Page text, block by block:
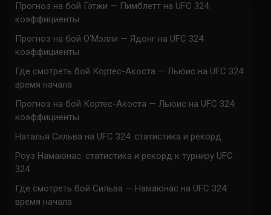
Прогноз на бой Гэтжи — Пимблетт на UFC 324:
коэффициенты
Прогноз на бой О’Мэлли — Ядонг на UFC 324:
коэффициенты
Где смотреть бой Кортес-Акоста — Льюис на UFC 324:
время начала
Прогноз на бой Кортес-Акоста — Льюис на UFC 324:
коэффициенты
Наталья Сильва на UFC 324: статистика и рекорд
Роуз Намаюнас: статистика и рекорд к турниру UFC
324
Где смотреть бой Сильва — Намаюнас на UFC 324:
время начала